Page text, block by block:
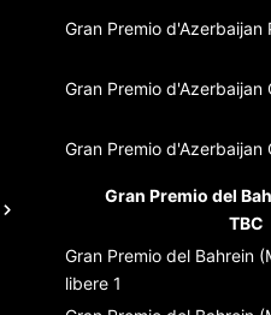
Gran Premio d'Azerbaijan
Gran Premio d'Azerbaijan
Gran Premio d'Azerbaijan
Gran Premio del
TBC
Gran Premio del Bahrein
libere 1